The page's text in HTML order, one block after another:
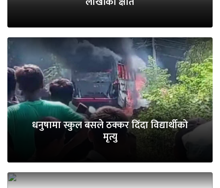
धनुषामा स्कुल बसले ठक्कर दिँदा विद्यार्थीको
मृत्यु